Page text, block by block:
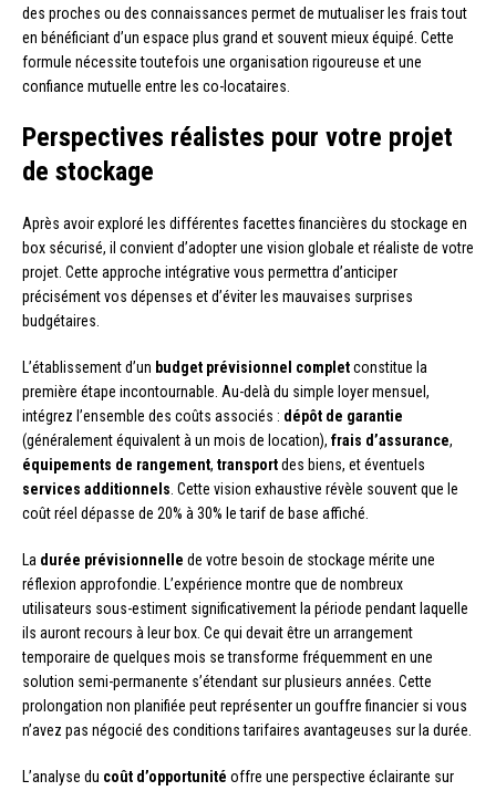
des proches ou des connaissances permet de mutualiser les frais tout
en bénéficiant d’un espace plus grand et souvent mieux équipé. Cette
formule nécessite toutefois une organisation rigoureuse et une
confiance mutuelle entre les co-locataires.
Perspectives réalistes pour votre projet
de stockage
Après avoir exploré les différentes facettes financières du stockage en
box sécurisé, il convient d’adopter une vision globale et réaliste de votre
projet. Cette approche intégrative vous permettra d’anticiper
précisément vos dépenses et d’éviter les mauvaises surprises
budgétaires.
L’établissement d’un budget prévisionnel completconstitue la
première étape incontournable. Au-delà du simple loyer mensuel,
intégrez l’ensemble des coûts associés : dépôt de garantie
(généralement équivalent à un mois de location), frais d’assurance,
équipements de rangement, transportdes biens, et éventuels
services additionnels. Cette vision exhaustive révèle souvent que le
coût réel dépasse de 20% à 30% le tarif de base affiché.
La durée prévisionnelle de votre besoin de stockage mérite une
réflexion approfondie. L’expérience montre que de nombreux
utilisateurs sous-estiment significativement la période pendant laquelle
ils auront recours à leur box. Ce qui devait être un arrangement
temporaire de quelques mois se transforme fréquemment en une
solution semi-permanente s’étendant sur plusieurs années. Cette
prolongation non planifiée peut représenter un gouffre financier si vous
n’avez pas négocié des conditions tarifaires avantageuses sur la durée.
L’analyse du coût d’opportunité offre une perspective éclairante sur